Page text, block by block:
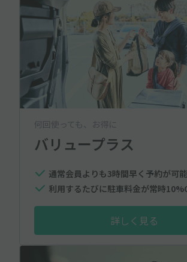
何回使っても、お得に
バリュープラス
通常会員よりも3時間早く予約が可
利用するたびに駐車料金が常時
詳しく見る